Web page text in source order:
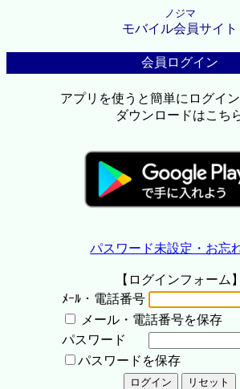
ノジマ
モバイル会員サイト
会員ログイン
アプリを使うと簡単にログイ
ダウンロードはこち
パスワード未設定・お忘
【ログインフォーム】
ﾒｰﾙ・電話番号
メール・電話番号を保存
パスワード
パスワードを保存